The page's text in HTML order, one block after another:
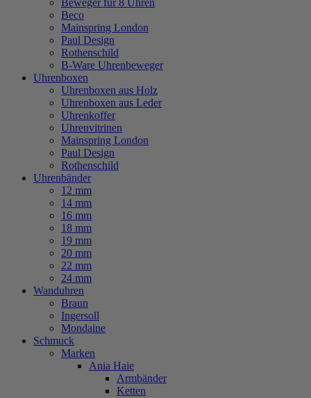
Beweger für 8 Uhren
Beco
Mainspring London
Paul Design
Rothenschild
B-Ware Uhrenbeweger
Uhrenboxen
Uhrenboxen aus Holz
Uhrenboxen aus Leder
Uhrenkoffer
Uhrenvitrinen
Mainspring London
Paul Design
Rothenschild
Uhrenbänder
12 mm
14 mm
16 mm
18 mm
19 mm
20 mm
22 mm
24 mm
Wanduhren
Braun
Ingersoll
Mondaine
Schmuck
Marken
Ania Haie
Armbänder
Ketten